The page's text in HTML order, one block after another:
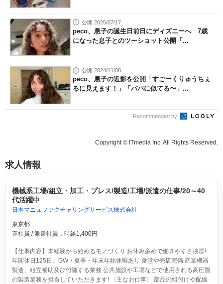
公開 2025/07/17
peco、息子の誕生日前日にディズニーへ 7歳
になった息子とのツーショット公開「...
公開 2024/11/08
peco、息子の近影を公開「すごーくりゅうちぇ
るに見えます！」「パパに似てる〜」...
Recommended by
Copyright © ITmedia Inc. All Rights Reserved.
求人情報
機械系工場/組立・加工・プレス/製造/工場/派遣の仕事/20～40
代活躍中
日本マニュファクチャリングサービス株式会社
東京都
正社員 / 派遣社員：時給1,400円
【仕事内容】未経験から始めるモノづくり お休み多めで働きやすさ抜群!
年間休日125日、GW・夏季・年末年始休暇あり 食堂や売店完備 産業機器
製造、組立補助及び付随する業務 公共施設や工場などで使用される高圧盤
の製造業務を担当していただきます! 〈主なお仕事〉 部品の組付けや配線